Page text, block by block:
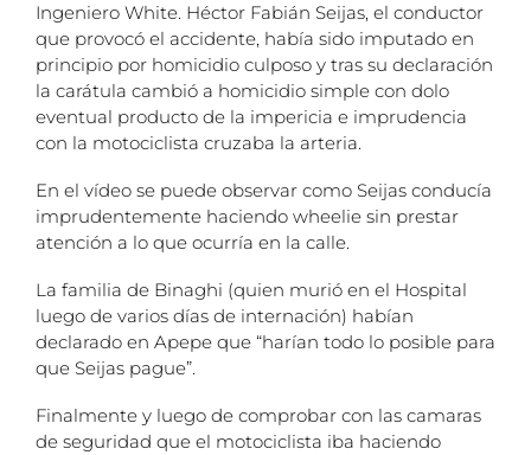
Ingeniero White. Héctor Fabián Seijas, el conductor
que provocó el accidente, había sido imputado en
principio por homicidio culposo y tras su declaración
la carátula cambió a homicidio simple con dolo
eventual producto de la impericia e imprudencia
con la motociclista cruzaba la arteria.
En el vídeo se puede observar como Seijas conducía
imprudentemente haciendo wheelie sin prestar
atención a lo que ocurría en la calle.
La familia de Binaghi (quien murió en el Hospital
luego de varios días de internación) habían
declarado en Apepe que “harían todo lo posible para
que Seijas pague”.
Finalmente y luego de comprobar con las camaras
de seguridad que el motociclista iba haciendo